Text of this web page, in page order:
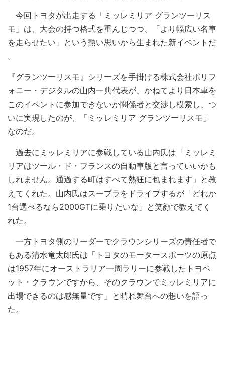
今回トヨタが出走する「ミッレミリア グランツーリス
モ」は、大会の持つ格式を重んじつつ、「より幅広い名車
を走らせたい」という熱い思いから生まれた新イベントだ
。
『グランツーリスモ』シリーズを手掛ける株式会社ポリフ
ォニー・デジタルの山内一典代表が、かねてより日本車を
このイベントに参加できないか関係者と交渉し模索し、つ
いに実現したのが、「ミッレミリア グランツーリスモ」
なのだ。
過去にミッレミリアに参戦している山内氏は「ミッレミ
リアはツール・ド・フランスの自動車版と言っていいかも
しれません。通過する町はすべて熱狂に包まれます」と教
えてくれた。山内氏はスープラをドライブするが「どれか
1台選べるなら2000GTに乗りたいな」と笑顔で教えてく
れた。
一方トヨタ側のリーダーでクラウンシリーズの責任者で
もある清水竜太郎氏は「トヨタのモータースポーツの原点
は1957年にオーストラリア一周ラリーに参戦したトヨペ
ット・クラウンですから、そのクラウンでミッレミリアに
出場できるのは感無量です」と晴れ舞台への想いを語っ
た。